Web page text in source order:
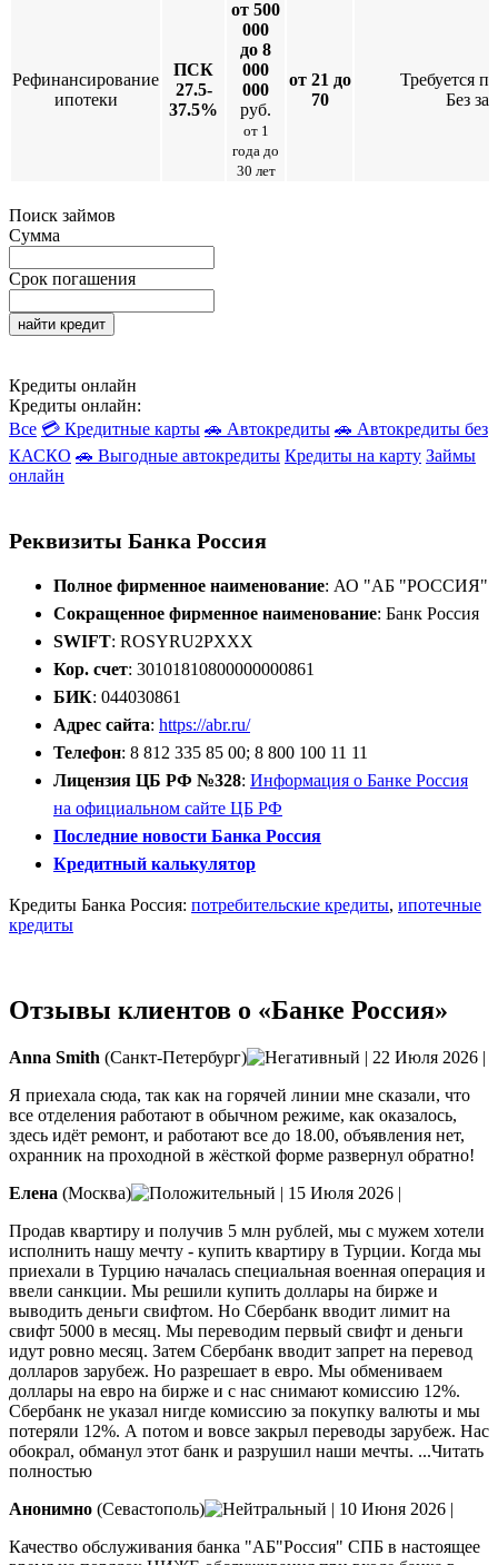
Рефинансирование
ипотеки
ПСК
27.5-
37.5%
от 500
000
до 8
000
000
руб.
от 1
года до
30 лет
от 21 до
70
Требуется
Без
Поиск займов
Сумма
Срок погашения
найти кредит
Кредиты онлайн
Кредиты онлайн:
Все 💳 Кредитные карты 🚗 Автокредиты 🚗 Автокредиты без
КАСКО 🚗 Выгодные автокредиты Кредиты на карту Займы
онлайн
Реквизиты Банка Россия
Полное фирменное наименование: АО "АБ "РОССИЯ"
Сокращенное фирменное наименование: Банк Россия
SWIFT: ROSYRU2PXXX
Кор. счет: 30101810800000000861
БИК: 044030861
Адрес сайта: https://abr.ru/
Телефон: 8 812 335 85 00; 8 800 100 11 11
Лицензия ЦБ РФ №328: Информация о Банке Россия
на официальном сайте ЦБ РФ
Последние новости Банка Россия
Кредитный калькулятор
Кредиты Банка Россия: потребительские кредиты, ипотечные
кредиты
Отзывы клиентов о «Банке Россия»
Аnna Smith (Санкт-Петербург) | 22 Июля 2026 |
Я приехала сюда, так как на горячей линии мне сказали, что
все отделения работают в обычном режиме, как оказалось,
здесь идёт ремонт, и работают все до 18.00, объявления нет,
охранник на проходной в жёсткой форме развернул обратно!
Елена (Москва) | 15 Июля 2026 |
Продав квартиру и получив 5 млн рублей, мы с мужем хотели
исполнить нашу мечту - купить квартиру в Турции. Когда мы
приехали в Турцию началась специальная военная операция и
ввели санкции. Мы решили купить доллары на бирже и
выводить деньги свифтом. Но Сбербанк вводит лимит на
свифт 5000 в месяц. Мы переводим первый свифт и деньги
идут ровно месяц. Затем Сбербанк вводит запрет на перевод
долларов зарубеж. Но разрешает в евро. Мы обмениваем
доллары на евро на бирже и с нас снимают комиссию 12%.
Сбербанк не указал нигде комиссию за покупку валюты и мы
потеряли 12%. А потом и вовсе закрыл переводы зарубеж. Нас
обокрал, обманул этот банк и разрушил наши мечты. ...Читать
полностью
Анонимно (Севастополь) | 10 Июня 2026 |
Качество обслуживания банка "АБ"Россия" СПБ в настоящее